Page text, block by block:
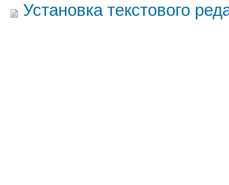
Установка текстового